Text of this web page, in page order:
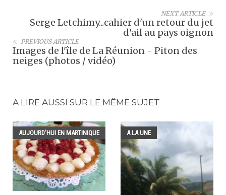
NEXT ARTICLE
Serge Letchimy...cahier d'un retour du jet
d'ail au pays oignon
PREVIOUS ARTICLE
Images de l'île de La Réunion - Piton des
neiges (photos / vidéo)
A LIRE AUSSI SUR LE MÊME SUJET
AUJOURD'HUI EN MARTINIQUE A LA UNE